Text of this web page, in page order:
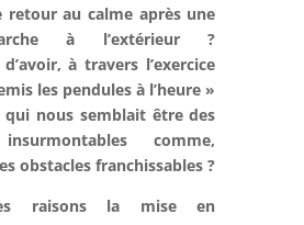
retour au calme après une
à l’extérieur ?
d’avoir, à travers l’exercice
les pendules à l’heure »
nous semblait être des
comme,
obstacles franchissables ?
raisons la mise en